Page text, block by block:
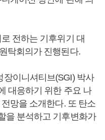
전하는 기후위기 대
탁회의가 진행된다.
이니셔티브(SGI) 박사
대응하기 위한 주요 나
망을 소개한다. 또 탄소
을 분석하고 기후변화가